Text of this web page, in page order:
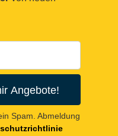
Angebote!
Spam. Abmeldung